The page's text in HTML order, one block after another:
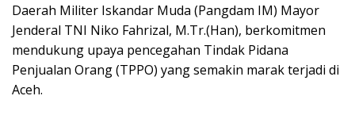
Daerah Militer Iskandar Muda (Pangdam IM) Mayor
Jenderal TNI Niko Fahrizal, M.Tr.(Han), berkomitmen
mendukung upaya pencegahan Tindak Pidana
Penjualan Orang (TPPO) yang semakin marak terjadi di
Aceh.